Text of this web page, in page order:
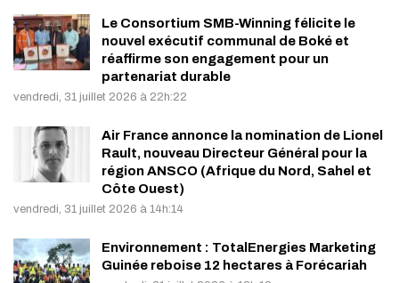
Le Consortium SMB-Winning félicite le
nouvel exécutif communal de Boké et
réaffirme son engagement pour un
partenariat durable
vendredi, 31 juillet 2026 à 22h:22
Air France annonce la nomination de Lionel
Rault, nouveau Directeur Général pour la
région ANSCO (Afrique du Nord, Sahel et
Côte Ouest)
vendredi, 31 juillet 2026 à 14h:14
Environnement : TotalEnergies Marketing
Guinée reboise 12 hectares à Forécariah